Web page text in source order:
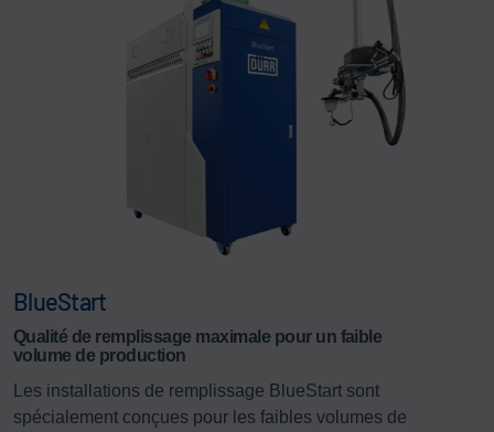
BlueStart
Qualité de remplissage maximale pour un faible
volume de production
Les installations de remplissage BlueStart sont
spécialement conçues pour les faibles volumes de